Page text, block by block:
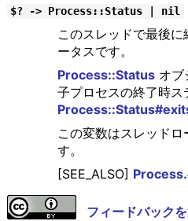
$? -> Process::Status | nil
このスレッドで最後
ータスです。
Process::Statusオブ
子プロセスの終了時ス
この変数はスレッド
す。
[SEE_ALSO]
フィードバック